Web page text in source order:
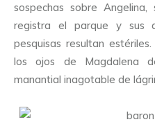
sospechas sobre
registra el parque y sus
pesquisas resultan
los ojos de Magdalena
manantial inagotable de